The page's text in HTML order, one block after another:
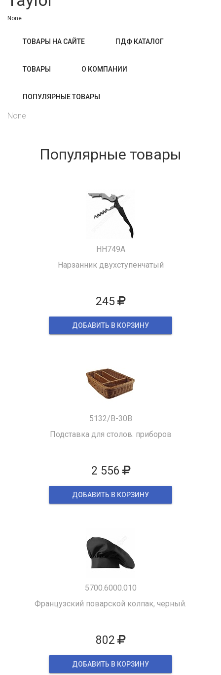
None
ТОВАРЫ НА САЙТЕ ПДФ КАТАЛОГ
ТОВАРЫ О КОМПАНИИ
ПОПУЛЯРНЫЕ ТОВАРЫ
None
Популярные товары
HH749A
Нарзанник двухступенчатый
245
ДОБАВИТЬ В КОРЗИНУ
5132/B-30B
Подставка для столов. приборов
2 556
ДОБАВИТЬ В КОРЗИНУ
5700.6000.010
Французский поварской колпак, черный.
802
ДОБАВИТЬ В КОРЗИНУ